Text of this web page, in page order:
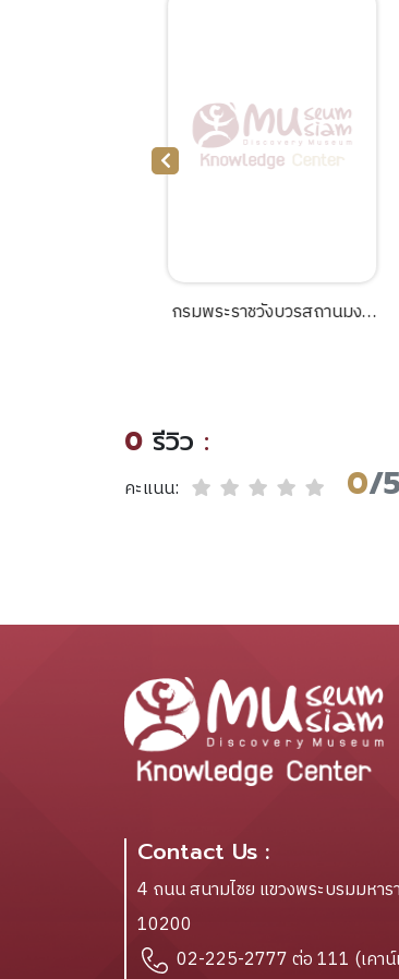
กรมพระราชวังบวรสถานมงคล
0 รีวิว :
คะแนน: 0/
Contact Us :
4 ถนน สนามไชย แขวงพระบรมมหา
10200
02-225-2777 ต่อ 111 (เคาน์